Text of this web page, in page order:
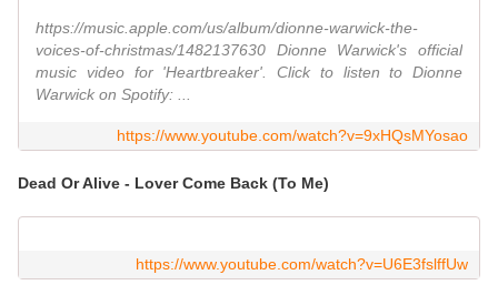
https://music.apple.com/us/album/dionne-warwick-the-
voices-of-christmas/1482137630 Dionne Warwick's official
music video for 'Heartbreaker'. Click to listen to Dionne
Warwick on Spotify: ...
https://www.youtube.com/watch?v=9xHQsMYosao
Dead Or Alive - Lover Come Back (To Me)
https://www.youtube.com/watch?v=U6E3fslffUw